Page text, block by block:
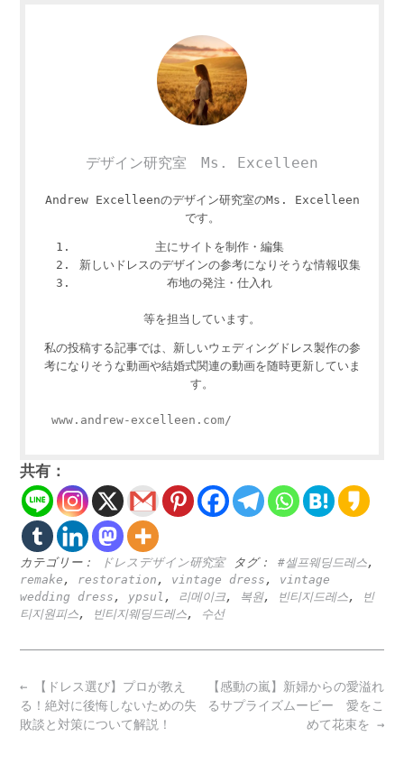
デザイン研究室 Ms. Excelleen
Andrew Excelleenのデザイン研究室のMs. Excelleen
です。
主にサイトを制作・編集
新しいドレスのデザインの参考になりそうな情報収集
布地の発注・仕入れ
等を担当しています。
私の投稿する記事では、新しいウェディングドレス製作の参
考になりそうな動画や結婚式関連の動画を随時更新していま
す。
www.andrew-excelleen.com/
共有：
カテゴリー： ドレスデザイン研究室 タグ： #셀프웨딩드레스,
remake , restoration , vintage dress , vintage
wedding dress , ypsul , 리메이크, 복원, 빈티지드레스,
빈
티지원피스, 빈티지웨딩드레스, 수선
Post
navigation
【感動の嵐】新婦からの愛溢れ
るサプライズムービー 愛をこ
めて花束を →
← 【ドレス選び】プロが教え
る！絶対に後悔しないための失
敗談と対策について解説！